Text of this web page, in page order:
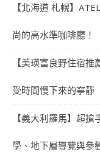
【北海道 札幌】
尚的高水準咖啡廳！
【美瑛富良野住宿
受時間慢下來的寧靜
【義大利羅馬】超
學、地下層導覽與參